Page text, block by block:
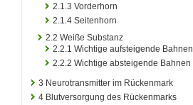
2.1.3 Vorderhorn
2.1.4 Seitenhorn
2.2 Weiße Substanz
2.2.1 Wichtige aufsteigende Bahnen
2.2.2 Wichtige absteigende Bahnen
3 Neurotransmitter im Rückenmark
4 Blutversorgung des Rückenmarks